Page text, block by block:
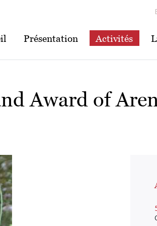
Présentation Activités
Award of